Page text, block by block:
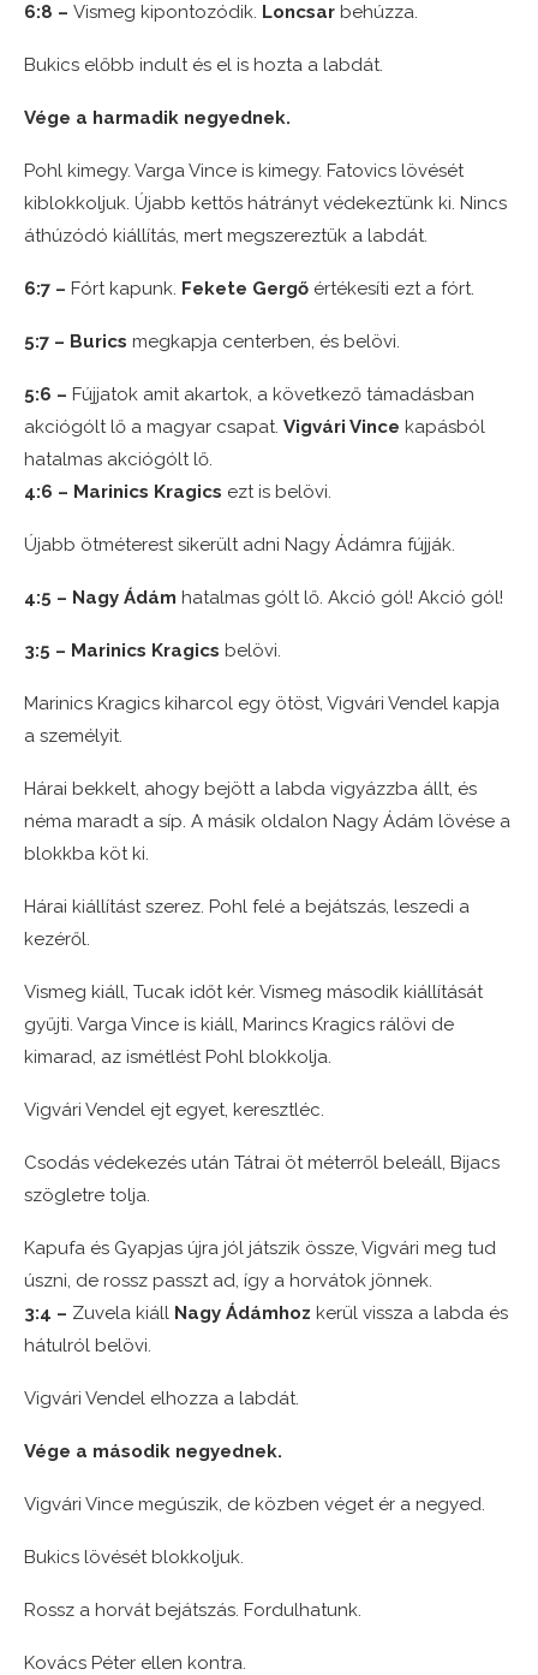
6:8 – Vismeg kipontozódik. Loncsar behúzza.
Bukics előbb indult és el is hozta a labdát.
Vége a harmadik negyednek.
Pohl kimegy. Varga Vince is kimegy. Fatovics lövését
kiblokkoljuk. Újabb kettős hátrányt védekeztünk ki. Nincs
áthúzódó kiállítás, mert megszereztük a labdát.
6:7 – Fórt kapunk. Fekete Gergő értékesíti ezt a fórt.
5:7 – Burics megkapja centerben, és belövi.
5:6 – Fújjatok amit akartok, a következő támadásban
akciógólt lő a magyar csapat. Vigvári Vince kapásból
hatalmas akciógólt lő.
4:6 – Marinics Kragics ezt is belövi.
Újabb ötméterest sikerült adni Nagy Ádámra fújják.
4:5 – Nagy Ádám hatalmas gólt lő. Akció gól! Akció gól!
3:5 – Marinics Kragics belövi.
Marinics Kragics kiharcol egy ötöst, Vigvári Vendel kapja
a személyit.
Hárai bekkelt, ahogy bejött a labda vigyázzba állt, és
néma maradt a síp. A másik oldalon Nagy Ádám lövése a
blokkba köt ki.
Hárai kiállítást szerez. Pohl felé a bejátszás, leszedi a
kezéről.
Vismeg kiáll, Tucak időt kér. Vismeg második kiállítását
gyűjti. Varga Vince is kiáll, Marincs Kragics rálövi de
kimarad, az ismétlést Pohl blokkolja.
Vigvári Vendel ejt egyet, keresztléc.
Csodás védekezés után Tátrai öt méterről beleáll, Bijacs
szögletre tolja.
Kapufa és Gyapjas újra jól játszik össze, Vigvári meg tud
úszni, de rossz passzt ad, így a horvátok jönnek.
3:4 – Zuvela kiáll Nagy Ádámhoz kerül vissza a labda és
hátulról belövi.
Vigvári Vendel elhozza a labdát.
Vége a második negyednek.
Vigvári Vince megúszik, de közben véget ér a negyed.
Bukics lövését blokkoljuk.
Rossz a horvát bejátszás. Fordulhatunk.
Kovács Péter ellen kontra.